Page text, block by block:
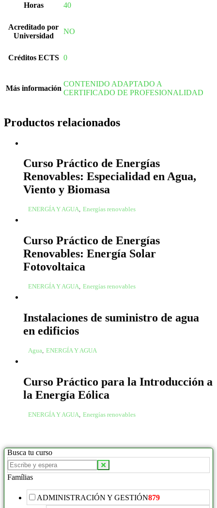
Horas 40
Acreditado por
Universidad
NO
Créditos ECTS 0
Más información
CONTENIDO ADAPTADO A
CERTIFICADO DE PROFESIONALIDAD
Productos relacionados
Curso Práctico de Energías
Renovables: Especialidad en Agua,
Viento y Biomasa
ENERGÍA Y AGUA, Energías renovables
Curso Práctico de Energías
Renovables: Energía Solar
Fotovoltaica
ENERGÍA Y AGUA, Energías renovables
Instalaciones de suministro de agua
en edificios
Agua, ENERGÍA Y AGUA
Curso Práctico para la Introducción a
la Energía Eólica
ENERGÍA Y AGUA Energías renovables
Busca tu curso
Famílias
ADMINISTRACIÓN Y GESTIÓN879